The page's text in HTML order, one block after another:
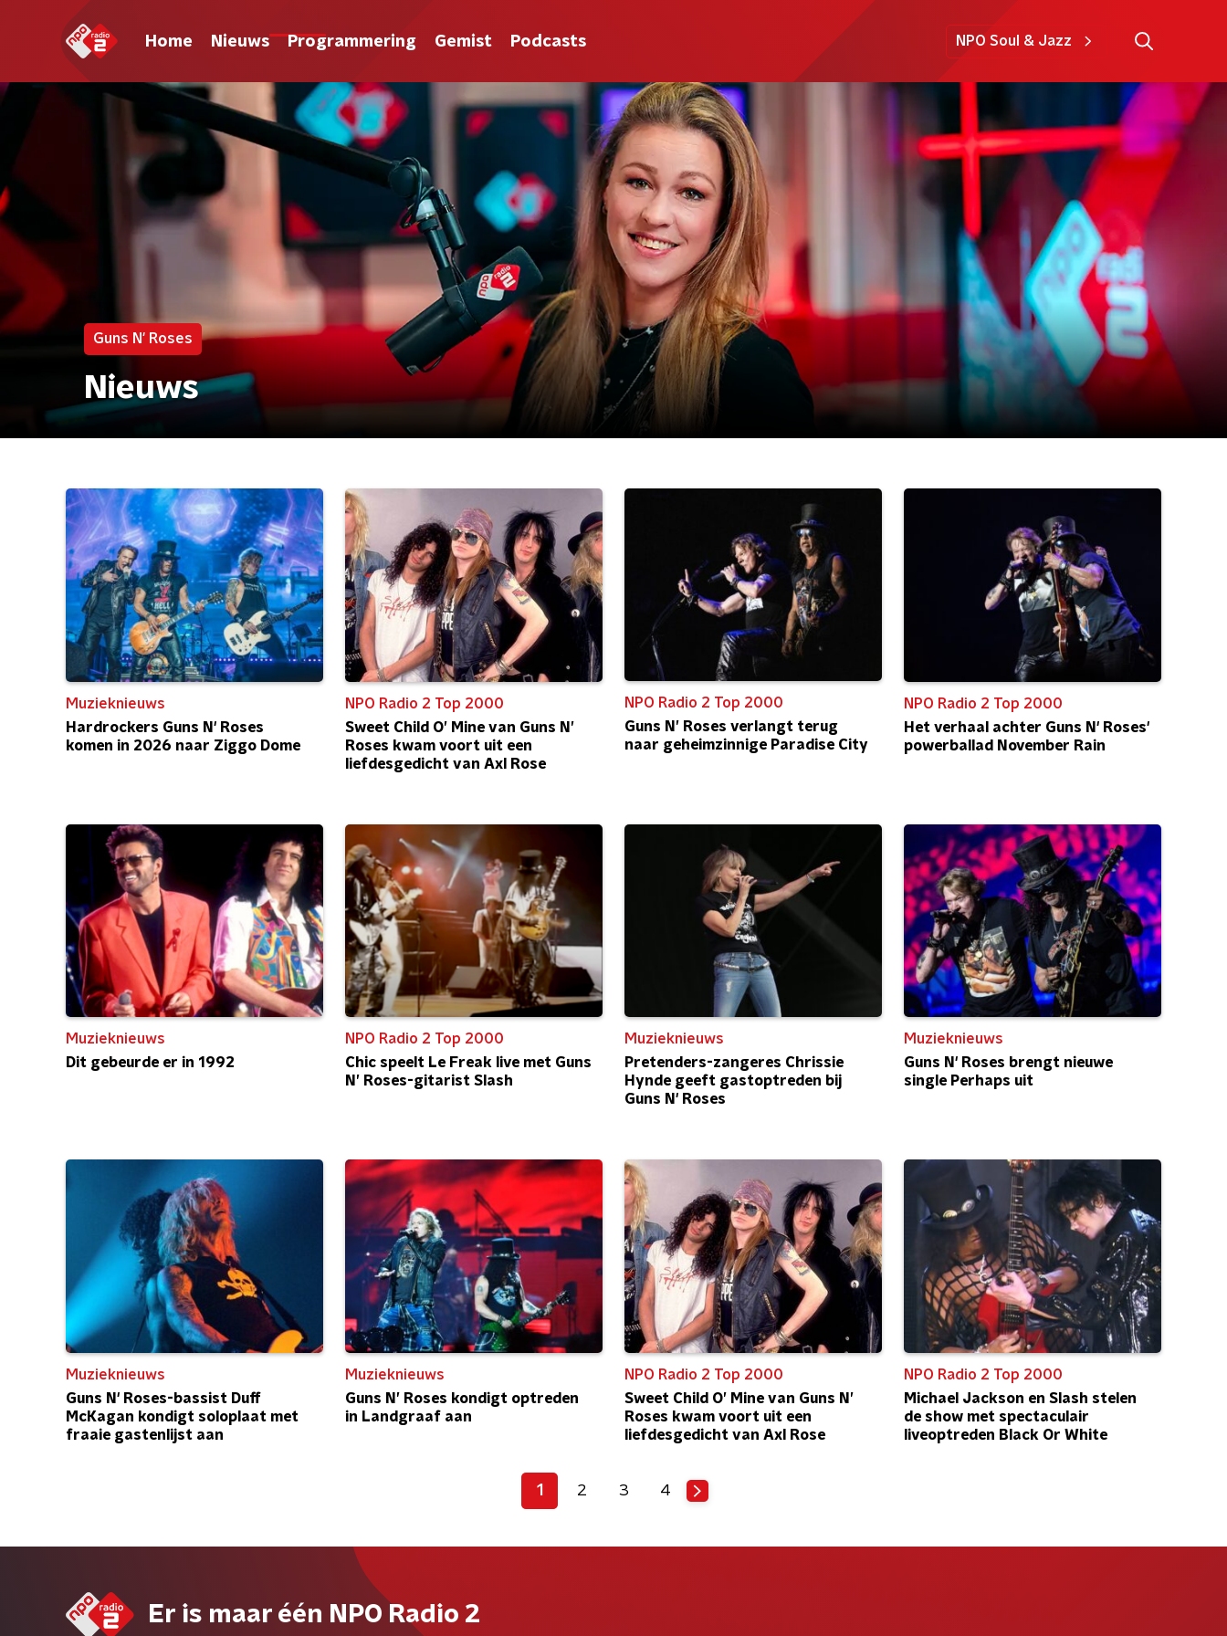
Home Nieuws Programmering Gemist Podcasts NPO Soul & Jazz
Guns N' Roses
Nieuws
Muzieknieuws
Hardrockers Guns N' Roses
komen in 2026 naar Ziggo Dome
NPO Radio 2 Top 2000
Sweet Child O’ Mine van Guns N’
Roses kwam voort uit een
liefdesgedicht van Axl Rose
NPO Radio 2 Top 2000
Guns N’ Roses verlangt terug
naar geheimzinnige Paradise City
NPO Radio 2 Top 2000
Het verhaal achter Guns N' Roses'
powerballad November Rain
Muzieknieuws
Dit gebeurde er in 1992
NPO Radio 2 Top 2000
Chic speelt Le Freak live met Guns
N’ Roses-gitarist Slash
Muzieknieuws
Pretenders-zangeres Chrissie
Hynde geeft gastoptreden bij
Guns N' Roses
Muzieknieuws
Guns N' Roses brengt nieuwe
single Perhaps uit
Muzieknieuws
Guns N' Roses-bassist Duff
McKagan kondigt soloplaat met
fraaie gastenlijst aan
Muzieknieuws
Guns N’ Roses kondigt optreden
in Landgraaf aan
NPO Radio 2 Top 2000
Sweet Child O’ Mine van Guns N’
Roses kwam voort uit een
liefdesgedicht van Axl Rose
NPO Radio 2 Top 2000
Michael Jackson en Slash stelen
de show met spectaculair
liveoptreden Black Or White
1 2 3 4
Er is maar één NPO Radio 2